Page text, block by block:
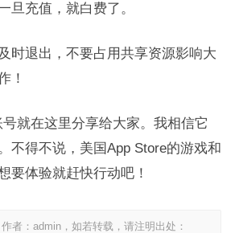
旦充值，就白费了。
时退出，不要占用共享资源影响大
！
就在这里分享给大家。我相信它
不得不说，美国App Store的游戏和
要体验就赶快行动吧！
者：admin，如若转载，请注明出处：